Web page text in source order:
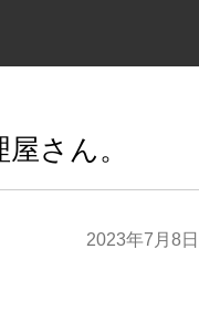
さん。
2023年7月8日